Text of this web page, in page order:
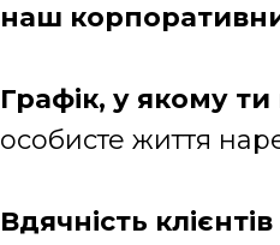
наш
Графік, у якому
особисте життя
Вдячність